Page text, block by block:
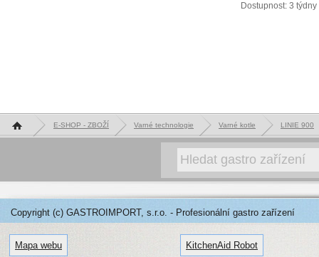
Dostupnost: 3 týdny
Hlavní stránka E-SHOP - ZBOŽÍ Varné technologie Varné kotle LINIE 900
Copyright (c) GASTROIMPORT, s.r.o. - Profesionální gastro zařízení
Mapa webu KitchenAid Robot